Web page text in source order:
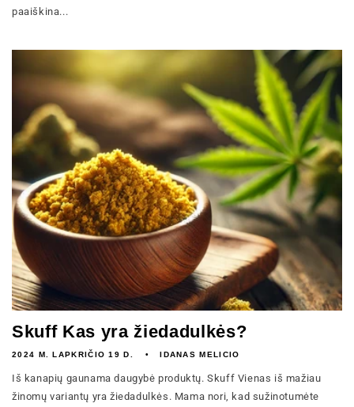
paaiškina...
Skuff Kas yra žiedadulkės?
2024 M. LAPKRIČIO 19 D. IDANAS MELICIO
Iš kanapių gaunama daugybė produktų. Skuff Vienas iš mažiau
žinomų variantų yra žiedadulkės. Mama nori, kad sužinotumėte